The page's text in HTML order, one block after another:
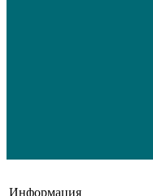
Информация